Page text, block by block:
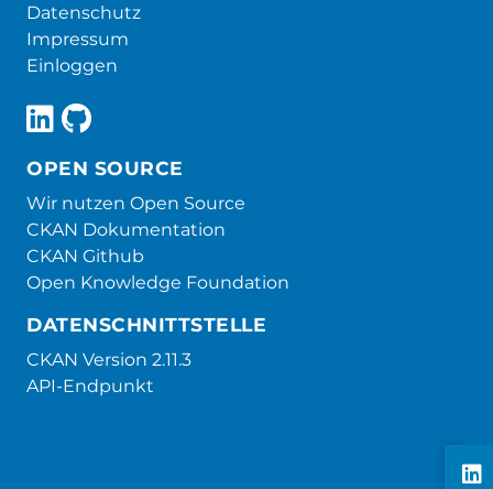
Datenschutz
Impressum
Einloggen
OPEN SOURCE
Wir nutzen Open Source
CKAN Dokumentation
CKAN Github
Open Knowledge Foundation
DATENSCHNITTSTELLE
CKAN Version 2.11.3
API-Endpunkt